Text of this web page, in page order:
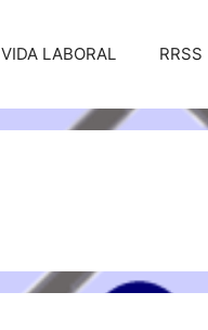
VIDA LABORAL RRSS